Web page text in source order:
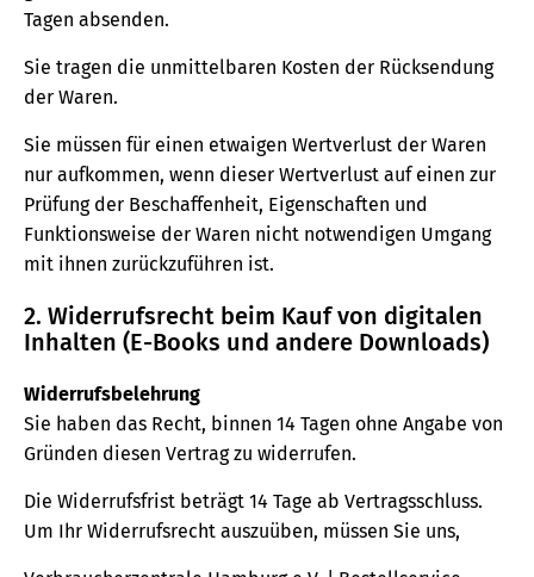
Tagen absenden.
Sie tragen die unmittelbaren Kosten der Rücksendung
der Waren.
Sie müssen für einen etwaigen Wertverlust der Waren
nur aufkommen, wenn dieser Wertverlust auf einen zur
Prüfung der Beschaffenheit, Eigenschaften und
Funktionsweise der Waren nicht notwendigen Umgang
mit ihnen zurückzuführen ist.
2. Widerrufsrecht beim Kauf von digitalen
Inhalten (E-Books und andere Downloads)
Widerrufsbelehrung
Sie haben das Recht, binnen 14 Tagen ohne Angabe von
Gründen diesen Vertrag zu widerrufen.
Die Widerrufsfrist beträgt 14 Tage ab Vertragsschluss.
Um Ihr Widerrufsrecht auszuüben, müssen Sie uns,